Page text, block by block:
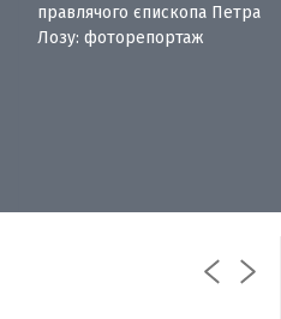
правлячого єпископа Петра
Лозу: фоторепортаж